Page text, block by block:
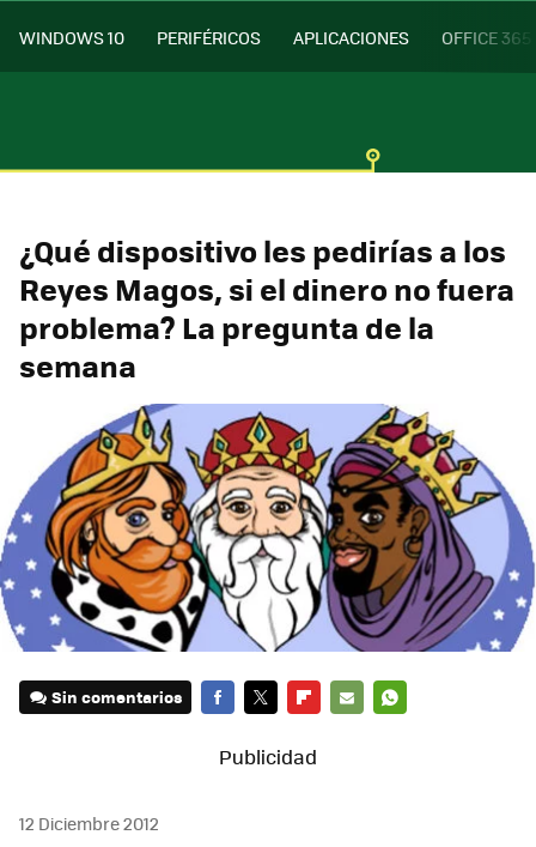
WINDOWS 10 PERIFÉRICOS APLICACIONES OFFICE 365
¿Qué dispositivo les pedirías a los
Reyes Magos, si el dinero no fuera
problema? La pregunta de la
semana
Sin comentarios
12 Diciembre 2012